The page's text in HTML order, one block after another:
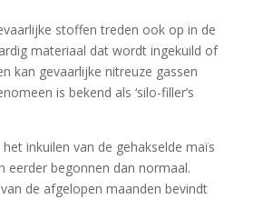
stoffen treden ook op in de
materiaal dat wordt ingekuild of
kan gevaarlijke nitreuze gassen
is bekend als ‘silo-filler’s
inkuilen van de gehakselde maïs
eerder begonnen dan normaal.
de afgelopen maanden bevindt